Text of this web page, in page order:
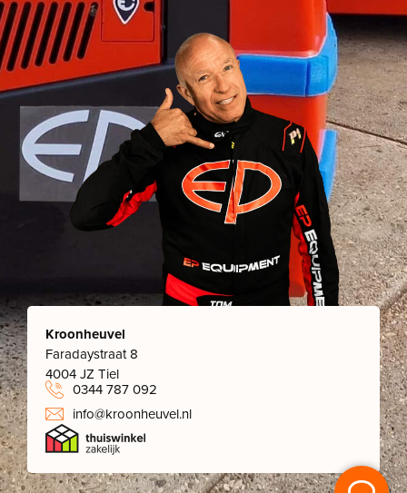
Kroonheuvel
Faradaystraat 8
4004 JZ Tiel
0344 787 092
info@kroonheuvel.nl